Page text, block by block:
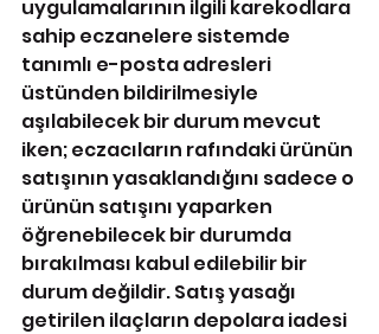
uygulamalarının ilgili karekodlara
sahip eczanelere sistemde
tanımlı e-posta adresleri
üstünden bildirilmesiyle
aşılabilecek bir durum mevcut
iken; eczacıların rafındaki ürünün
satışının yasaklandığını sadece o
ürünün satışını yaparken
öğrenebilecek bir durumda
bırakılması kabul edilebilir bir
durum değildir. Satış yasağı
getirilen ilaçların depolara iadesi